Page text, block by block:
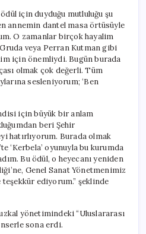
için duyduğu mutluluğu şu
annemin dantel masa örtüsüyle
O zamanlar birçok hayalim
veya Perran Kutman gibi
için önemliydi. Bugün burada
olmak çok değerli. Tüm
sesleniyorum; ‘Ben
için büyük bir anlam
beri Şehir
hatırlıyorum. Burada olmak
‘Kerbela’ oyunuyla bu kurumda
Bu ödül, o heyecanı yeniden
Genel Sanat Yönetmenimiz
teşekkür ediyorum.” şeklinde
yönetimindeki “Uluslararası
sona erdi.